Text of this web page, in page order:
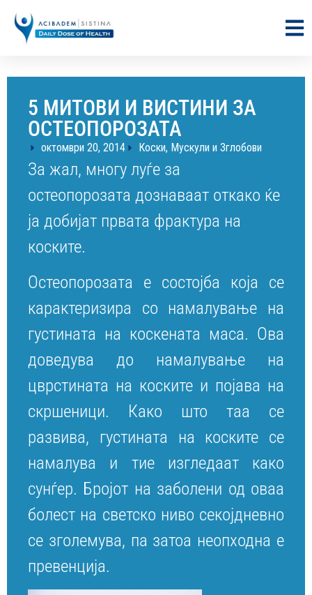
5 МИТОВИ И ВИСТИНИ ЗА
ОСТЕОПОРОЗАТА
октомври 20, 2014 Коски, Мускули и Зглобови
За жал, многу луѓе за
остеопорозата дознаваат откако ќе
ја добијат првата фрактура на
коските.
Остеопорозата е состојба која се
карактеризира со намалување на
густината на коскената маса. Ова
доведува до намалување на
цврстината на коските и појава на
скршеници. Како што таа се
развива, густината на коските се
намалува и тие изгледаат како
сунѓер. Бројот на заболени од оваа
болест на светско ниво секојдневно
се зголемува, па затоа неопходна е
превенција.